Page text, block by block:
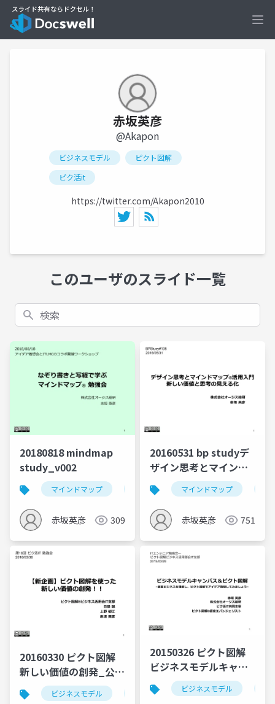
赤坂英彦
@Akapon
ビジネスモデル
ピクト図解
ピク活it
https://twitter.com/Akapon2010
このユーザのスライド一覧
検索
20180818 mindmap
study_v002
マインドマップ visualthinking mindmap
赤坂英彦 309
20160531 bp studyデ
ザイン思考とマインド
マップ_v001マインドマップ
赤坂英彦 751
20160330 ピクト図解
新しい価値の創発_公開
用_v007ビジネスモデル ピクト図解 ピク活it
20150326 ピクト図解
ビジネスモデルキャン
バス入門_v1.1（eLV様
主催）
ビジネスモデル